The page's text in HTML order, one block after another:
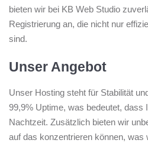
bieten wir bei KB Web Studio
Registrierung an, die nicht nur
sind.
Unser Angebot
Unser Hosting steht für Stabilität
99,9% Uptime, was bedeutet, dass
Nachtzeit. Zusätzlich bieten wir
auf das konzentrieren können,